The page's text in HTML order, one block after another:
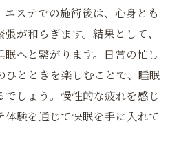
ステでの施術後は、心身とも
が和らぎます。結果として、
眠へと繋がります。日常の忙し
ひとときを楽しむことで、睡眠
でしょう。慢性的な疲れを感じ
験を通じて快眠を手に入れて